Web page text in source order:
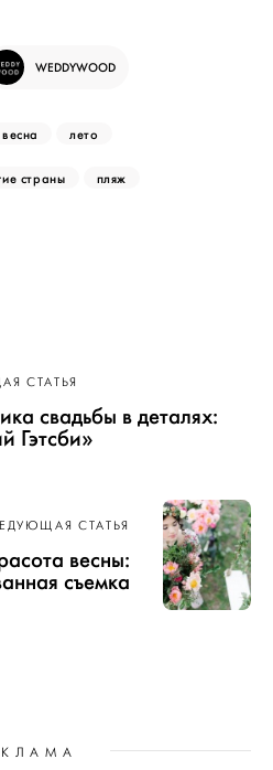
WEDDYWOOD
весна лето
страны пляж
СТАТЬЯ
свадьбы в деталях:
Гэтсби»
СТАТЬЯ
весны:
съемка